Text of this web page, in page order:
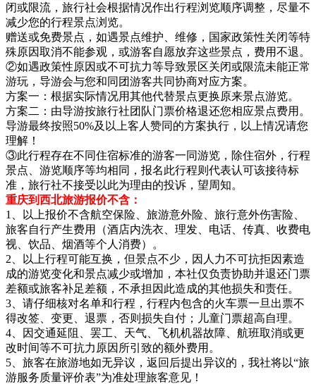
闭或限流，旅行社会根据情况作出行程浏览顺序调整，尽量不
减少您的行程景点浏览。
赠送或免费景点，如遇景点维护、维修，国家政策性关闭等特
殊原因取消不能参观，或游客自愿放弃这些景点，费用不退。
②如遇政策性原因或不可抗力等导致景区关闭或限流未能正常
游玩，导游会与您和同团游客共同协商对应方案。
方案一：根据实际情况用其他代替景点更换原来景点游览。
方案二：由导游按旅行社团队门票价格退还您相应景点费用。
导游最终按照50%及以上客人赞同的方案执行，以上情况请您
理解！
③此行程存在不同住宿标准的游客一同游览，除住宿外，行程
景点、游览顺序等均相同，报名此行程则代表认可该接待标
准，旅行社不接受以此为理由的投诉，望周知。
重庆到西北旅游报价不含：
1、以上报价不含航空保险、旅游意外险、旅行意外伤害险、
旅客自行产生费用（酒店内洗衣、理发、电话、传真、收费电
视、饮品、烟酒等个人消费）。
2、以上行程可能互换，但景点不少，因人力不可抗拒因素造
成的游览变化和景点减少或增加，本社仅负责协助并退还门票
差额或旅客补足差额，不承担因此造成的其他损失和责任。
3、请仔细核对名单和行程，行程内包含的火车票一旦出票不
得改签、变更、退票，否则损失自付；儿童门票超高自理。
4、因交通延阻、罢工、天气、飞机机器故障、航班取消或更
改时间等不可抗力原因所引致的额外费用。
5、旅客在旅游地如无异议，返回后提出异议的，我社将以“旅
游服务质量评价表”为准处理旅客意见！